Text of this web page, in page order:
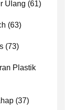
Ulang (61)
(63)
(73)
Plastik
(37)